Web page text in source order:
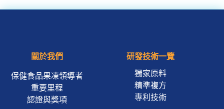
關於我們
保健食品果凍領導者
重要里程
認證與獎項
研發技術一覽
獨家原料
精準複方
專利技術